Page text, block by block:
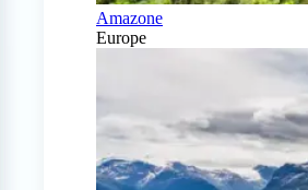
Amazone
Europe